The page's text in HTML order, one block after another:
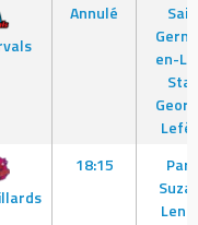
Annulé
en-
18:15